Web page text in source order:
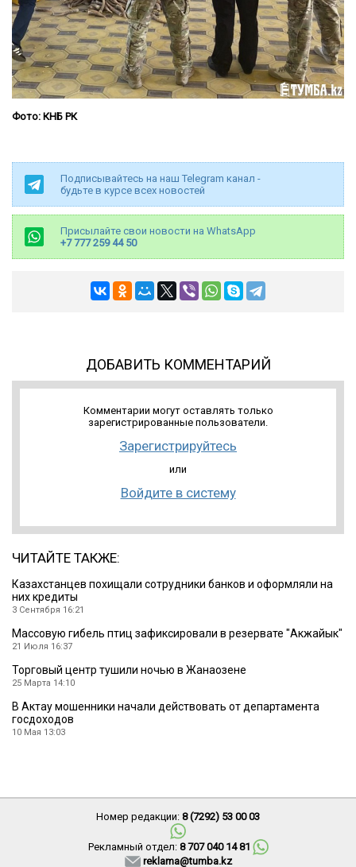
Фото: КНБ РК
Подписывайтесь на наш Telegram канал -
будьте в курсе всех новостей
Присылайте свои новости на WhatsApp
+7 777 259 44 50
ДОБАВИТЬ КОММЕНТАРИЙ
Комментарии могут оставлять только
зарегистрированные пользователи.
Зарегистрируйтесь
или
Войдите в систему
ЧИТАЙТЕ ТАКЖЕ:
Казахстанцев похищали сотрудники банков и оформляли на
них кредиты
3 Сентября 16:21
Массовую гибель птиц зафиксировали в резервате ″Акжайык″
21 Июля 16:37
Торговый центр тушили ночью в Жанаозене
25 Марта 14:10
В Актау мошенники начали действовать от департамента
госдоходов
10 Мая 13:03
Номер редакции: 8 (7292) 53 00 03
Рекламный отдел: 8 707 040 14 81
reklama@tumba.kz